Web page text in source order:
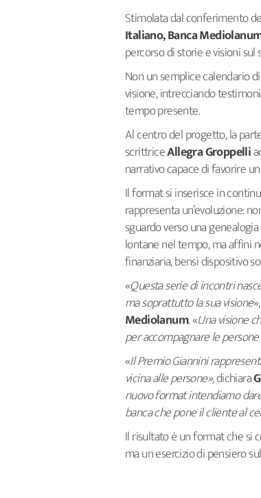
Stimolata dal conferimento
Italiano, Banca
percorso di storie e visioni
Non un semplice calendario
visione, intrecciando
tempo presente.
Al centro del progetto, la
scrittriceAllegra Groppelli
narrativo capace di favorire
Il format si inserisce in
rappresenta un’evoluzione:
sguardo verso una
lontane nel tempo, ma affini
finanziaria, bensì dispositivo
«Questa serie di incontri
ma soprattutto la sua visione
Mediolanum. «Una visione
per accompagnare le
«Il Premio Giannini
vicina alle persone»,dichiara
nuovo format intendiamo
banca che pone il cliente al
Il risultato è un format che si
ma un esercizio di pensiero